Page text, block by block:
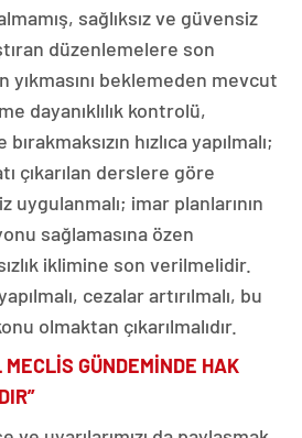
sağlıksız ve güvensiz
düzenlemelere son
beklemeden mevcut
dayanıklılık kontrolü,
hızlıca yapılmalı;
çıkarılan derslere göre
imar planlarının
sağlamasına özen
iklimine son verilmelidir.
cezalar artırılmalı, bu
olmaktan çıkarılmalıdır.
GÜNDEMİNDE HAK